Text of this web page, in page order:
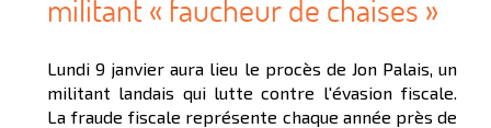
militant « faucheur de chaises »
Lundi 9 janvier aura lieu le procès de Jon Palais, un
militant landais qui lutte contre l'évasion fiscale.
La fraude fiscale représente chaque année près de